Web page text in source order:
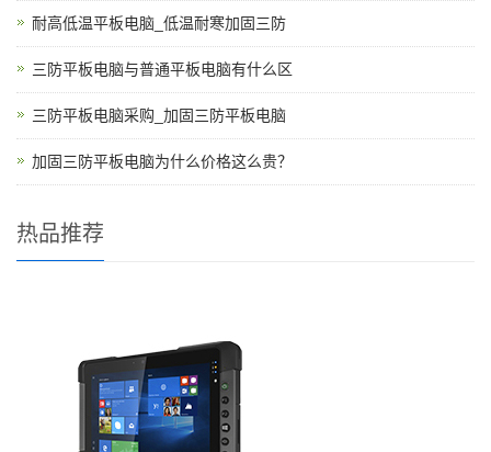
耐高低温平板电脑_低温耐寒加固三防
三防平板电脑与普通平板电脑有什么区
三防平板电脑采购_加固三防平板电脑
加固三防平板电脑为什么价格这么贵？
热品推荐